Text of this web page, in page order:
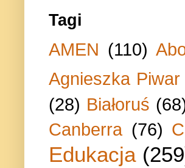
Tagi
AMEN (110)
Agnieszka Piwar
(28) Białoruś
Canberra (76)
Edukacja